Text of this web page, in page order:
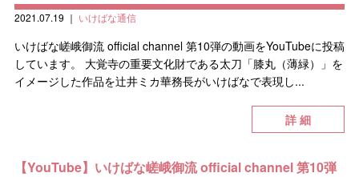
2021.07.19 ｜ いけばな通信
いけばな嵯峨御流 official channel 第10弾の動画をYouTubeに投稿
しています。 大覚寺の重要文化財である太刀「膝丸（薄緑）」を
イメージした作品を辻井ミカ華務長がいけばなで表現し...
詳 細
【YouTube】いけばな嵯峨御流 official channel 第10弾